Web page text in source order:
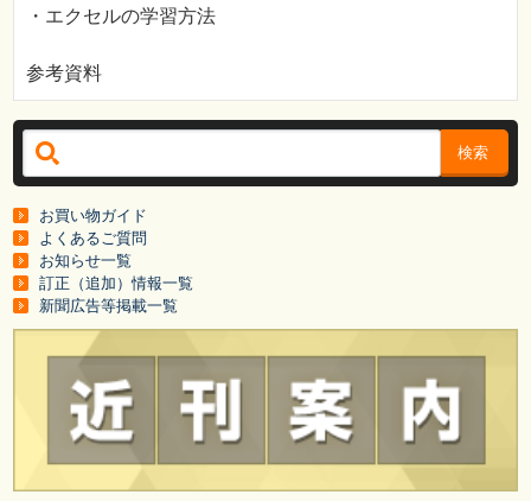
・エクセルの学習方法
参考資料
検索
お買い物ガイド
よくあるご質問
お知らせ一覧
訂正（追加）情報一覧
新聞広告等掲載一覧